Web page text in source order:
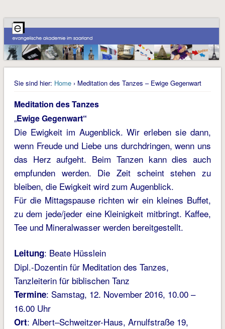
Sie sind hier: Home› Meditation des Tanzes – Ewige Gegenwart
Meditation des Tanzes
„Ewige Gegenwart“
Die Ewigkeit im Augenblick. Wir erleben sie dann,
wenn Freude und Liebe uns durchdringen, wenn uns
das Herz aufgeht. Beim Tanzen kann dies auch
empfunden werden. Die Zeit scheint stehen zu
bleiben, die Ewigkeit wird zum Augenblick.
Für die Mittagspause richten wir ein kleines Buffet,
zu dem jede/jeder eine Kleinigkeit mitbringt. Kaffee,
Tee und Mineralwasser werden bereitgestellt.
Leitung: Beate Hüsslein
Dipl.-Dozentin für Meditation des Tanzes,
Tanzleiterin für biblischen Tanz
Termine: Samstag, 12. November 2016, 10.00 –
16.00 Uhr
Ort: Albert–Schweitzer-Haus, Arnulfstraße 19,